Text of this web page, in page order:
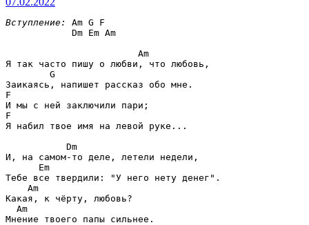
Вступление:
Am G F
            Dm Em Am
Am
Я так часто пишу о любви, что любовь,
G
F
F
Я набил твое имя на левой руке...
Dm
И, на самом-то деле, летели недели,
Em
Тебе все твердили: "У него нету денег".
Am
Какая, к чёрту, любовь?
Am
Мнение твоего папы сильнее.